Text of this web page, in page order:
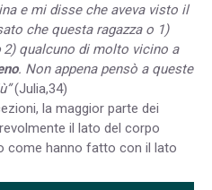
e mi disse che aveva visto il
che questa ragazza o 1)
2) qualcuno di molto vicino a
. Non appena pensò a queste
(Julia,34)
la maggior parte dei
il lato del corpo
come hanno fatto con il lato